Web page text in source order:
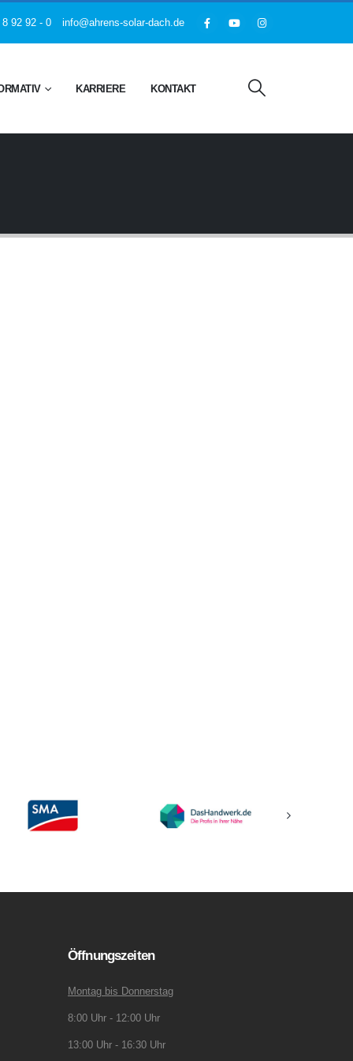
92 92 - 0 info@ahrens-solar-dach.de
KARRIERE KONTAKT
Öffnungszeiten
Montag bis Donnerstag
8:00 Uhr - 12:00 Uhr
13:00 Uhr - 16:30 Uhr